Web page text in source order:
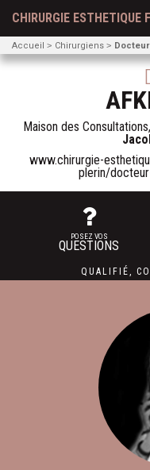
CHIRURGIE ESTHETIQUE
Accueil Chirurgiens Docteur
Maison des
www.chirurgie-
plerin/
POSEZ VOS
QUESTIONS
QUALIFIÉ,